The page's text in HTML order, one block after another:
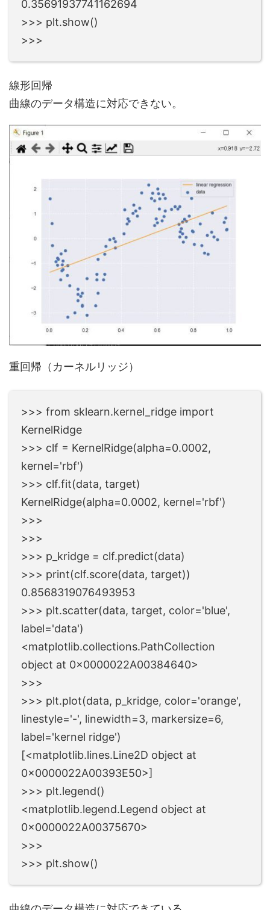
0.35691937741162694
>>> plt.show()
>>>
線形回帰
曲線のデータ構造に対応できない。
重回帰（カーネルリッジ）
>>> from sklearn.kernel_ridge import
KernelRidge
>>> clf = KernelRidge(alpha=0.0002,
kernel='rbf')
>>> clf.fit(data, target)
KernelRidge(alpha=0.0002, kernel='rbf')
>>>
>>>
>>> p_kridge = clf.predict(data)
>>> print(clf.score(data, target))
0.8568319076493953
>>> plt.scatter(data, target, color='blue',
label='data')
<matplotlib.collections.PathCollection
object at 0x0000022A00384640>
>>>
>>> plt.plot(data, p_kridge, color='orange',
linestyle='-', linewidth=3, markersize=6,
label='kernel ridge')
[<matplotlib.lines.Line2D object at
0x0000022A00393E50>]
>>> plt.legend()
<matplotlib.legend.Legend object at
0x0000022A00375670>
>>>
>>> plt.show()